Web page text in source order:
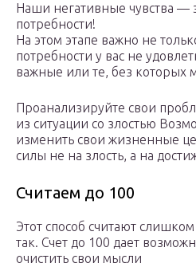
Наши негативные чувства —
потребности!
На этом этапе важно не
потребности у вас не
важные или те, без которых
Проанализируйте свои
из ситуации со злостью
изменить свои жизненные
силы не на злость, а на
Считаем до 100
Этот способ считают
так. Счет до 100 дает
очистить свои мысли